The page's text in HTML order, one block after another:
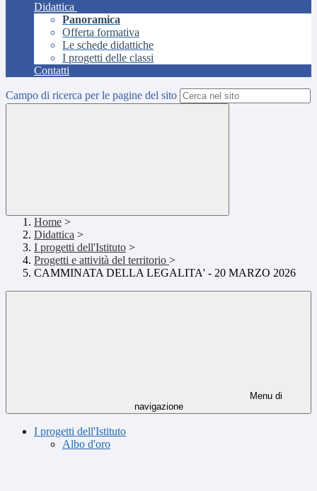
Didattica
Panoramica
Offerta formativa
Le schede didattiche
I progetti delle classi
Contatti
Campo di ricerca per le pagine del sito
Home >
Didattica >
I progetti dell'Istituto >
Progetti e attività del territorio >
CAMMINATA DELLA LEGALITA' - 20 MARZO 2026
Menu di
navigazione
I progetti dell'Istituto
Albo d'oro